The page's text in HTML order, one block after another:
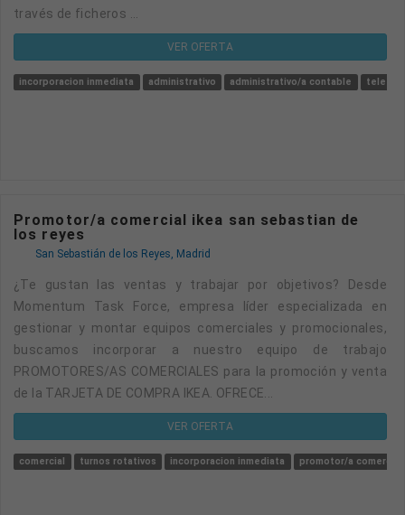
través de ficheros ...
VER OFERTA
incorporacion inmediata administrativo administrativo/a contable
Promotor/a comercial ikea san sebastian de
los reyes
San Sebastián de los Reyes, Madrid
¿Te gustan las ventas y trabajar por objetivos? Desde
Momentum Task Force, empresa líder especializada en
gestionar y montar equipos comerciales y promocionales,
buscamos incorporar a nuestro equipo de trabajo
PROMOTORES/AS COMERCIALES para la promoción y venta
de la TARJETA DE COMPRA IKEA. OFRECE...
VER OFERTA
comercial turnos rotativos incorporacion inmediata promotor/a comercial